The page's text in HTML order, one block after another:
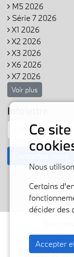
M5 2026
Série 7 2026
X1 2026
X2 2026
X3 2026
X6 2026
X7 2026
Voir plus
Infolettre
Politique de
Ce
Nous
Certains
décider des
Accepter